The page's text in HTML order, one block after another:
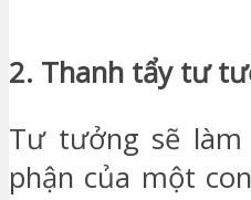
2. Thanh tẩy tư
Tư tưởng sẽ làm
phận của một